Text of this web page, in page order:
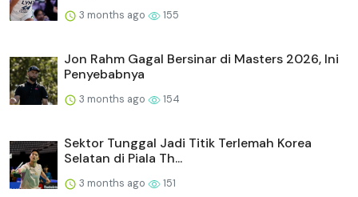
3 months ago 155
Jon Rahm Gagal Bersinar di Masters 2026, Ini
Penyebabnya
3 months ago 154
Sektor Tunggal Jadi Titik Terlemah Korea
Selatan di Piala Th...
3 months ago 151